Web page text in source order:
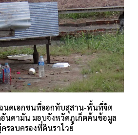
ฉนดเอกชนที่ออกทับสุสาน-พื้นที่จิต
นดามัน มอบจังหวัดภูเก็ตค้นข้อมูล
รอบครองที่ดินราไวย์